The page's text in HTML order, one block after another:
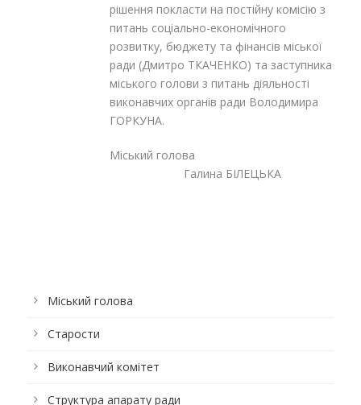
рішення покласти на постійну комісію з
питань соціально-економічного
розвитку, бюджету та фінансів міської
ради (Дмитро ТКАЧЕНКО) та заступника
міського голови з питань діяльності
виконавчих органів ради Володимира
ГОРКУНА.
Міський голова
Галина БІЛЕЦЬКА
Міський голова
Старости
Виконавчий комітет
Структура апарату ради